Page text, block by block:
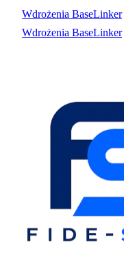
Wdrożenia BaseLinker
Wdrożenia BaseLinker